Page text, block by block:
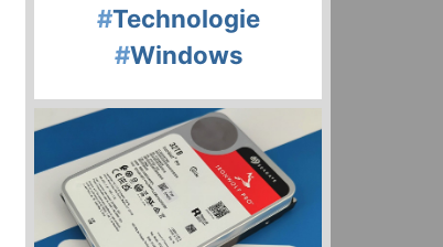
#Technologie
#Windows